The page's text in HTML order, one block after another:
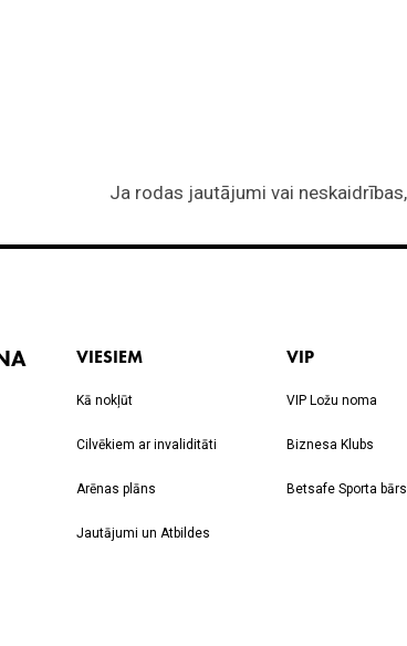
VIESIEM
Kā nokļūt
Cilvēkiem ar invaliditāti
Arēnas plāns
Jautājumi un Atbildes
VIP
VIP Ložu noma
Biznesa Klubs
Betsafe Sporta bārs